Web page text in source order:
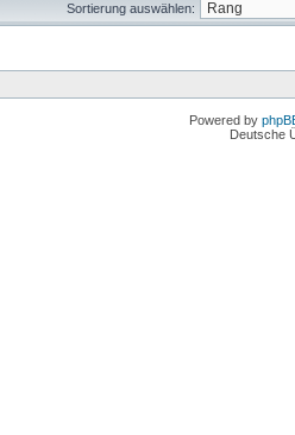
Sortierung auswählen:
Powered by
Deutsche